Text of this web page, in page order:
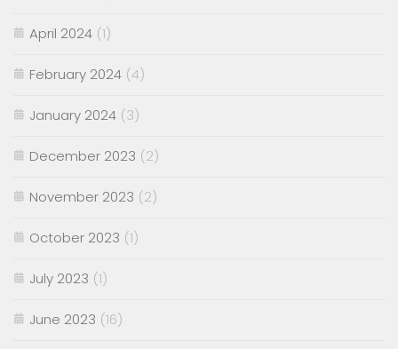
April 2024 (1)
February 2024 (4)
January 2024 (3)
December 2023 (2)
November 2023 (2)
October 2023 (1)
July 2023 (1)
June 2023 (16)